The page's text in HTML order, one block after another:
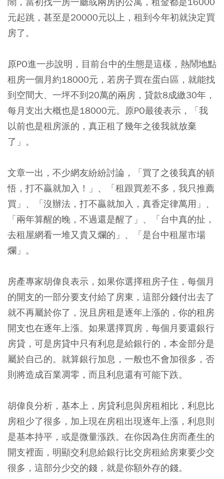
元起跳，甚至是20000元以上，租到今年初就決定買
房了。
原PO進一步說明，目前台中的生態是這樣，熱鬧地點
租房一個月約18000元，若房子買在蛋白區，就能找
到空間大、一坪不到20萬的兩房，貸款8成繳30年，
每月支出大概也是18000元。原PO最後表示，「我
以前也是租房派的，真正租了幾年之後我就放棄
了」。
文章一出，不少網友紛紛討論，「買了之後我真的頓
悟，打不贏就加入！」、「租跟買差不多，我只推薦
買」、「沒辦法，打不贏就加入，真香定律萬用」、
「兩年算醒的晚，不過還是醒了」、「台中真的扯，
去租屋網看一堆又貴又爛的」、「是台中租屋市場
爛」。
房產專家胡偉良表示，如果你選擇租房子住，每個月
的開支的一部分要支付給了房東，這部分錢付出去了
就不再屬於你了，況且房租是逐年上漲的，你的租房
開支也在逐年上漲。如果選擇買房，每個月要還銀行
房貸，可是房貸中只有利息是給銀行的，本金部分是
屬於自己的。就算銀行加息，一般也不會加很多，否
則將造成百業凋零，而且利息還有可能下跌。
胡偉良分析，基本上，房貸利息與房租相比，利息比
房租少了很多，加上現在房租出現逐年上漲，利息則
是基本持平，或是微量漲跌。在你因為住房而產生的
開支裡面，明顯交利息給銀行比交房租給房東要少交
很多，這部分少交的錢，就是你額外存的錢。